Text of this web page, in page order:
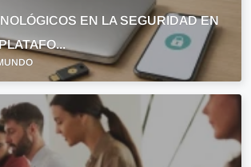
EN LA SEGURIDAD EN